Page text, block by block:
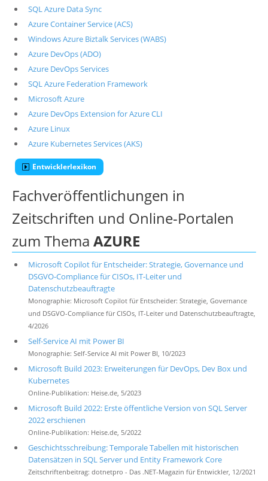
SQL Azure Data Sync
Azure Container Service (ACS)
Windows Azure Biztalk Services (WABS)
Azure DevOps (ADO)
Azure DevOps Services
SQL Azure Federation Framework
Microsoft Azure
Azure DevOps Extension for Azure CLI
Azure Linux
Azure Kubernetes Services (AKS)
Entwicklerlexikon
Fachveröffentlichungen in
Zeitschriften und Online-Portalen
zum Thema AZURE
Microsoft Copilot für Entscheider: Strategie, Governance und
DSGVO-Compliance für CISOs, IT-Leiter und
Datenschutzbeauftragte
Monographie: Microsoft Copilot für Entscheider: Strategie, Governance
und DSGVO-Compliance für CISOs, IT-Leiter und Datenschutzbeauftragte,
4/2026
Self-Service AI mit Power BI
Monographie: Self-Service AI mit Power BI, 10/2023
Microsoft Build 2023: Erweiterungen für DevOps, Dev Box und
Kubernetes
Online-Publikation: Heise.de, 5/2023
Microsoft Build 2022: Erste öffentliche Version von SQL Server
2022 erschienen
Online-Publikation: Heise.de, 5/2022
Geschichtsschreibung: Temporale Tabellen mit historischen
Datensätzen in SQL Server und Entity Framework Core
Zeitschriftenbeitrag: dotnetpro - Das .NET-Magazin für Entwickler, 12/2021